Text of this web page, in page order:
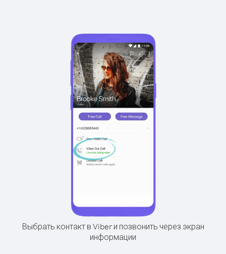
Выбрать контакт в Viber и позвонить через экран
информации